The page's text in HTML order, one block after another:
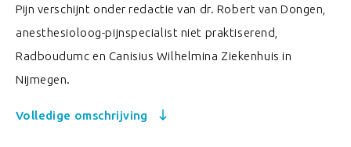
Pijn verschijnt onder redactie van dr. Robert van Dongen,
anesthesioloog-pijnspecialist niet praktiserend,
Radboudumc en Canisius Wilhelmina Ziekenhuis in
Nijmegen.
Volledige omschrijving